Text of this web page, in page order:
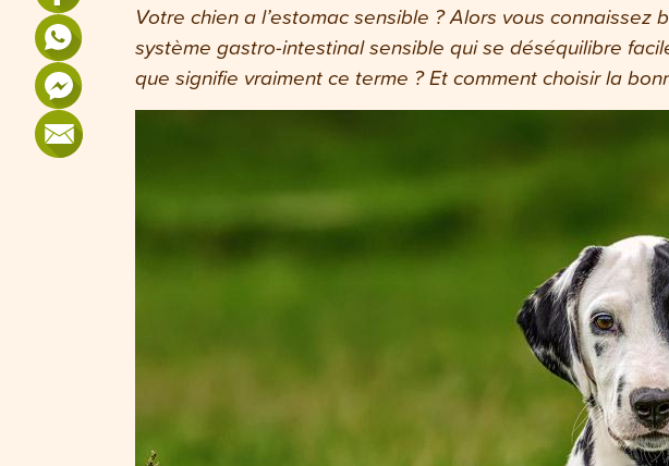
Votre chien a l’estomac sensible ? Alors vous
système gastro-intestinal sensible qui se déséquilibre
que signifie vraiment ce terme ? Et comment choisir la